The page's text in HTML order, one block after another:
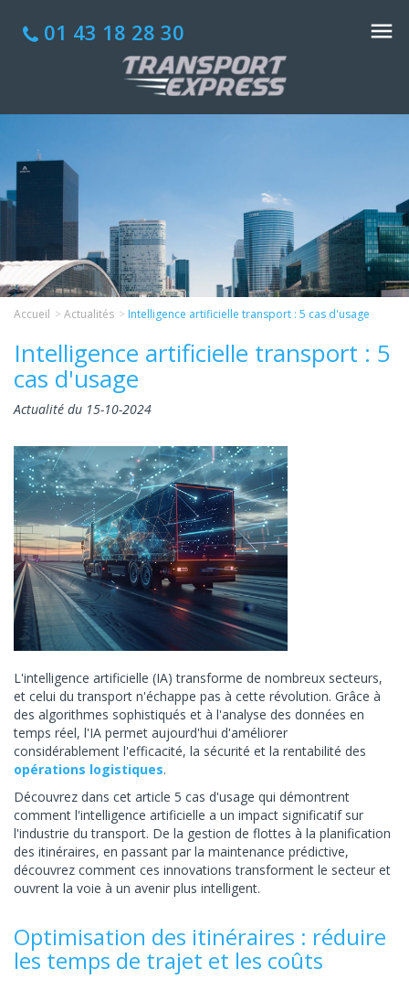
01 43 18 28 30
Accueil Actualités Intelligence artificielle transport : 5 cas d'usage
Intelligence artificielle transport : 5
cas d'usage
Actualité du 15-10-2024
L'intelligence artificielle (IA) transforme de nombreux secteurs,
et celui du transport n'échappe pas à cette révolution. Grâce à
des algorithmes sophistiqués et à l'analyse des données en
temps réel, l'IA permet aujourd'hui d'améliorer
considérablement l'efficacité, la sécurité et la rentabilité des
opérations logistiques.
Découvrez dans cet article 5 cas d'usage qui démontrent
comment l'intelligence artificielle a un impact significatif sur
l'industrie du transport. De la gestion de flottes à la planification
des itinéraires, en passant par la maintenance prédictive,
découvrez comment ces innovations transforment le secteur et
ouvrent la voie à un avenir plus intelligent.
Optimisation des itinéraires : réduire
les temps de trajet et les coûts